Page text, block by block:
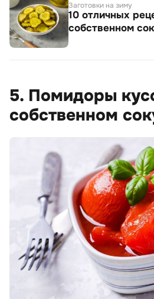
Заготовки на зиму
10 отличных
собственном
5. Помидоры
собственном